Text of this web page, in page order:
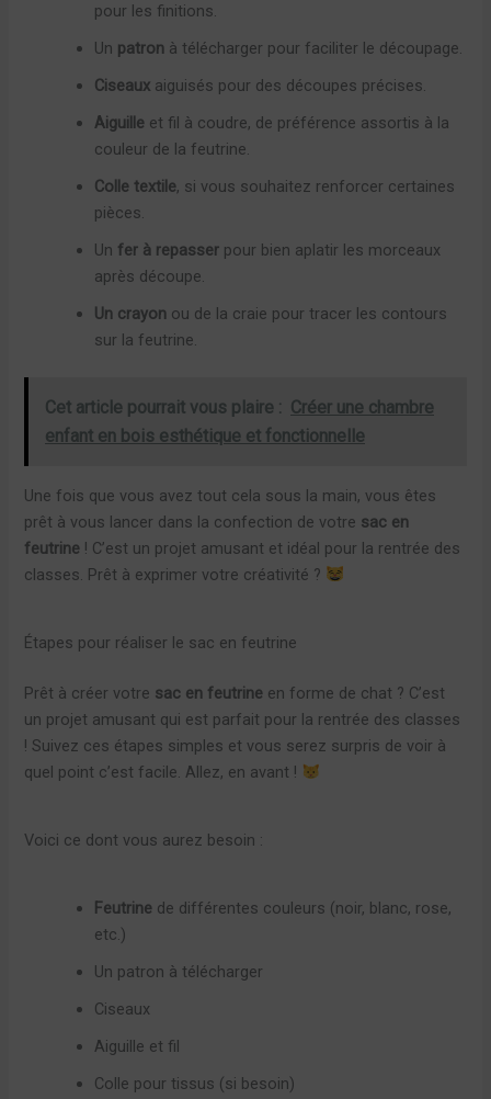
pour les finitions.
Un patron à télécharger pour faciliter le découpage.
Ciseaux aiguisés pour des découpes précises.
Aiguille et fil à coudre, de préférence assortis à la
couleur de la feutrine.
Colle textile, si vous souhaitez renforcer certaines
pièces.
Un fer à repasser pour bien aplatir les morceaux
après découpe.
Un crayon ou de la craie pour tracer les contours
sur la feutrine.
Cet article pourrait vous plaire : Créer une chambre
enfant en bois esthétique et fonctionnelle
Une fois que vous avez tout cela sous la main, vous êtes
prêt à vous lancer dans la confection de votre sac en
feutrine ! C’est un projet amusant et idéal pour la rentrée des
classes. Prêt à exprimer votre créativité ?
Étapes pour réaliser le sac en feutrine
Prêt à créer votre sac en feutrine en forme de chat ? C’est
un projet amusant qui est parfait pour la rentrée des classes
! Suivez ces étapes simples et vous serez surpris de voir à
quel point c’est facile. Allez, en avant !
Voici ce dont vous aurez besoin :
Feutrine de différentes couleurs (noir, blanc, rose,
etc.)
Un patron à télécharger
Ciseaux
Aiguille et fil
Colle pour tissus (si besoin)